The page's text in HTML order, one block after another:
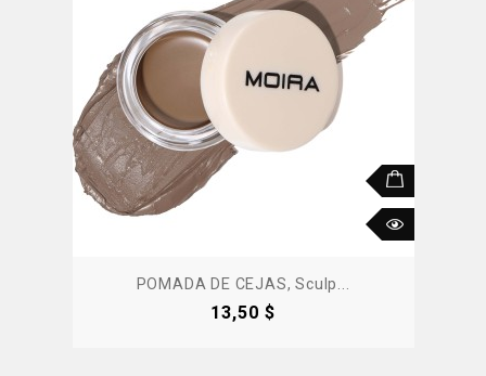
POMADA DE CEJAS, Sculp...
Precio
13,50 $